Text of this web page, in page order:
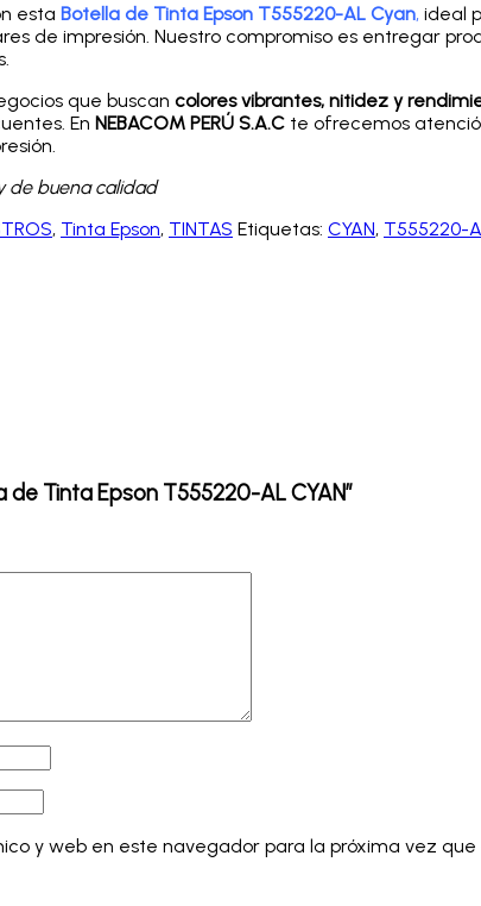
esta Botella de Tinta Epson T555220-AL Cyan, ideal
de impresión. Nuestro compromiso es entregar
que buscan colores vibrantes, nitidez y
En NEBACOM PERÚ S.A.C te ofrecemos
de buena calidad
, Tinta Epson, TINTAS Etiquetas: CYAN, T555220-
Tinta Epson T555220-AL CYAN”
y web en este navegador para la próxima vez